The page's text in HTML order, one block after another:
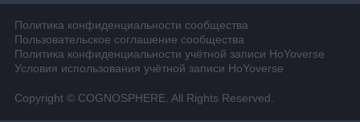
Политика конфиденциальности сообщества
Пользовательское соглашение сообщества
Политика конфиденциальности учётной записи HoYoverse
Условия использования учётной записи HoYoverse
Copyright © COGNOSPHERE. All Rights Reserved.